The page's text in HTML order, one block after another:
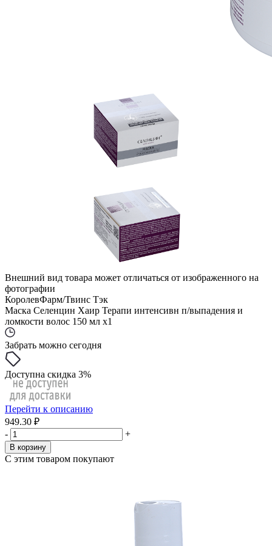
Внешний вид товара может отличаться от изображенного на
фотографии
КоролевФарм/Твинс Тэк
Маска Селенцин Хаир Терапи интенсивн п/выпадения и
ломкости волос 150 мл x1
Забрать можно сегодня
Доступна скидка 3%
Перейти к описанию
949.30 ₽
-
+
В корзину
С этим товаром покупают